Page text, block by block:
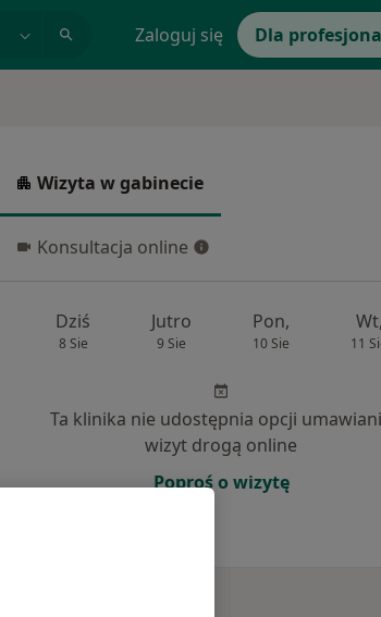
Zaloguj się Dla
Wizyta w gabinecie
Wizyta w gabinecie
Konsultacja online
Konsultacja online
Dziś
8 Sie
Jutro
9 Sie
Pon,
10 Sie
Wt,
11
Ta klinika nie udostępnia opcji
wizyt drogą online
Poproś o wizytę